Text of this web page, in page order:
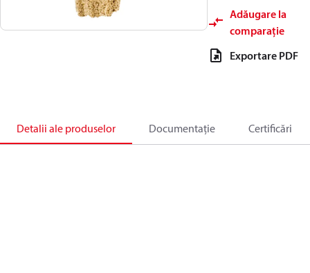
Adăugare la
comparație
Exportare PDF
Detalii ale produselor Documentație Certificări